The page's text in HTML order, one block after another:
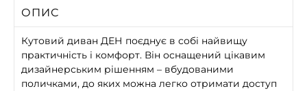
ОПИС
Кутовий диван ДЕН поєднує в собі найвищу
практичність і комфорт. Він оснащений цікавим
дизайнерським рішенням – вбудованими
поличками, до яких можна легко отримати доступ